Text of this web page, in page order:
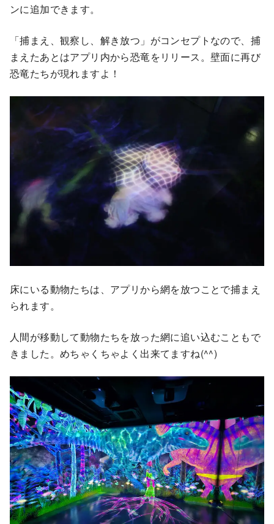
ンに追加できます。
「捕まえ、観察し、解き放つ」がコンセプトなので、捕
まえたあとはアプリ内から恐竜をリリース。壁面に再び
恐竜たちが現れますよ！
床にいる動物たちは、アプリから網を放つことで捕まえ
られます。
人間が移動して動物たちを放った網に追い込むこともで
きました。めちゃくちゃよく出来てますね(^^)